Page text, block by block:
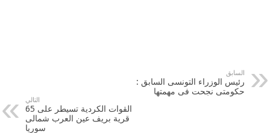
السابق
رئيس الوزراء التونسى السابق :
حكومتى نجحت فى مهمتها
التالي
القوات الكردية تسيطر على 65
قرية بريف ‫‏عين العرب‬ شمالى
سوريا